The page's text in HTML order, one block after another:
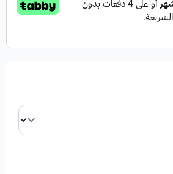
تشمل الياي والكرسي.
يتم فك المساعد الهيدروليكي